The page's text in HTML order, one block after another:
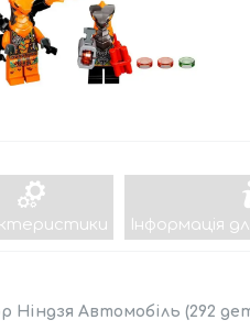
Інформація
Ніндзя Автомобіль (292